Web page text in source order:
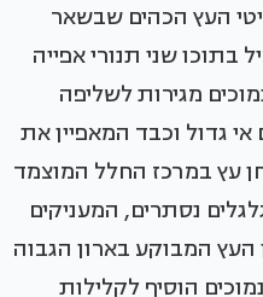
העץ הכהים שבשאר
בתוכו שני תנורי אפייה
מגירות לשליפה
גדול וכבד המאפיין את
עץ במרכז החלל המוצמד
נסתרים, המעניקים
העץ המבוקע בארון הגבוה
הוסיף לקלילות